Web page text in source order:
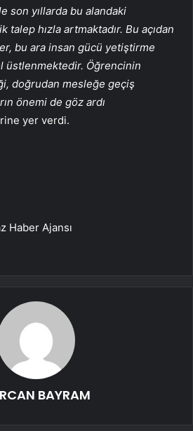
son yıllarda bu alandaki
hızla artmaktadır. Bu açıdan
bu ara insan gücü yetiştirme
üstlenmektedir. Öğrencinin
doğrudan mesleğe geçiş
önemi de göz ardı
yer verdi.
Haber Ajansı
BAYRAM